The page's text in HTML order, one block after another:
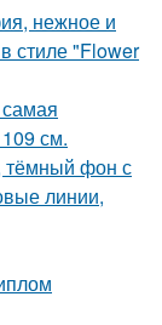
нежное и
стиле "Flower
см.
тёмный фон с
линии,